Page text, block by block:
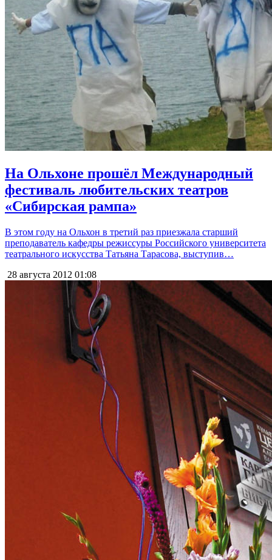
На Ольхоне прошёл Международный
фестиваль любительских театров
«Сибирская рампа»
В этом году на Ольхон в третий раз приезжала старший
преподаватель кафедры режиссуры Российского университета
театрального искусства Татьяна Тарасова, выступив…
28 августа 2012 01:08